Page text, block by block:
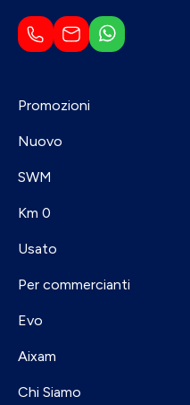
Promozioni
Nuovo
SWM
Km 0
Usato
Per commercianti
Evo
Aixam
Chi Siamo